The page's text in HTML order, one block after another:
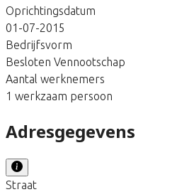
Oprichtingsdatum
01-07-2015
Bedrijfsvorm
Besloten Vennootschap
Aantal werknemers
1 werkzaam persoon
Adresgegevens
Straat